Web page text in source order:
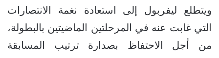
ويتطلع ليفربول إلى استعادة نغمة الانتصارات
التي غابت عنه في المرحلتين الماضيتين بالبطولة،
من أجل الاحتفاظ بصدارة ترتيب المسابقة